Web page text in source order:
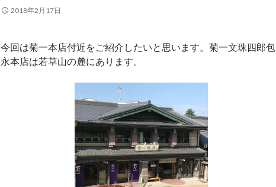
2018年2月17日
今回は菊一本店付近をご紹介したいと思います。菊一文珠四郎包
永本店は若草山の麓にあります。